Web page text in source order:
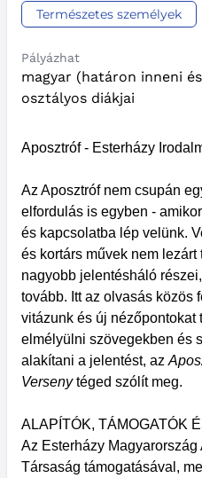
Természetes személyek
Pályázhat
magyar (határon inneni
osztályos diákjai
Aposztróf - Esterházy
Az Aposztróf nem csupán
elfordulás is egyben -
és kapcsolatba lép velünk.
és kortárs művek nem
nagyobb jelentésháló
tovább. Itt az olvasás közös
vitázunk és új nézőpontokat
elmélyülni szövegekben és
alakítani a jelentést, az
Versenytéged szólít meg.
ALAPÍTÓK, TÁMOGATÓK
Az Esterházy
Társaság támogatásával,